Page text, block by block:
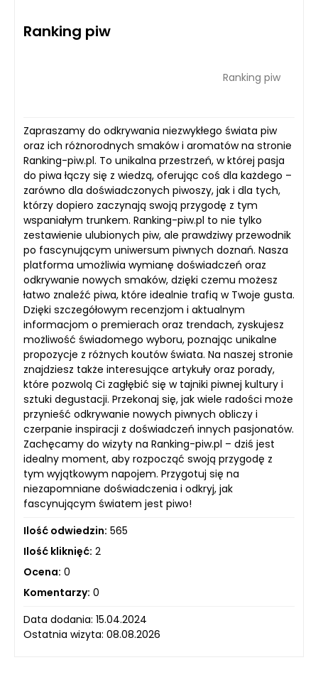
Ranking piw
Ranking piw
Zapraszamy do odkrywania niezwykłego świata piw
oraz ich różnorodnych smaków i aromatów na stronie
Ranking-piw.pl. To unikalna przestrzeń, w której pasja
do piwa łączy się z wiedzą, oferując coś dla każdego –
zarówno dla doświadczonych piwoszy, jak i dla tych,
którzy dopiero zaczynają swoją przygodę z tym
wspaniałym trunkem. Ranking-piw.pl to nie tylko
zestawienie ulubionych piw, ale prawdziwy przewodnik
po fascynującym uniwersum piwnych doznań. Nasza
platforma umożliwia wymianę doświadczeń oraz
odkrywanie nowych smaków, dzięki czemu możesz
łatwo znaleźć piwa, które idealnie trafią w Twoje gusta.
Dzięki szczegółowym recenzjom i aktualnym
informacjom o premierach oraz trendach, zyskujesz
możliwość świadomego wyboru, poznając unikalne
propozycje z różnych koutów świata. Na naszej stronie
znajdziesz także interesujące artykuły oraz porady,
które pozwolą Ci zagłębić się w tajniki piwnej kultury i
sztuki degustacji. Przekonaj się, jak wiele radości może
przynieść odkrywanie nowych piwnych obliczy i
czerpanie inspiracji z doświadczeń innych pasjonatów.
Zachęcamy do wizyty na Ranking-piw.pl – dziś jest
idealny moment, aby rozpocząć swoją przygodę z
tym wyjątkowym napojem. Przygotuj się na
niezapomniane doświadczenia i odkryj, jak
fascynującym światem jest piwo!
Ilość odwiedzin: 565
Ilość kliknięć: 2
Ocena: 0
Komentarzy: 0
Data dodania: 15.04.2024
Ostatnia wizyta: 08.08.2026